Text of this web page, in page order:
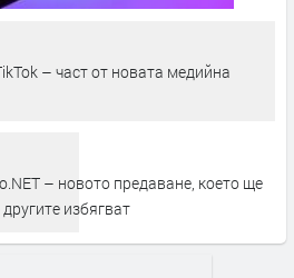
– част от новата медийна
– новото предаване, което ще
избягват